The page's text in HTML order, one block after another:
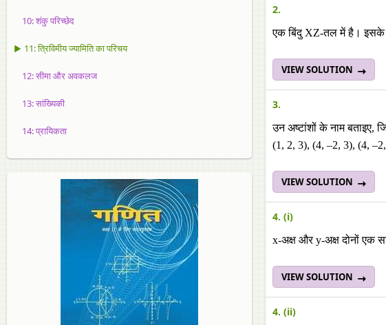
10: शंकु परिच्छेद
▶ 11: त्रिविमीय ज्यामिति का परिचय
12: सीमा और अवकलज
13: सांख्यिकी
14: प्रायिकता
2.
एक बिंदु XZ-तल में है। इसके
VIEW SOLUTION
3.
उन अष्टांशों के नाम बताइए,
(1, 2, 3), (4, –2, 3), (4,
VIEW SOLUTION
4. (i)
x-अक्ष और y-अक्ष दोनों एक
VIEW SOLUTION
4. (ii)